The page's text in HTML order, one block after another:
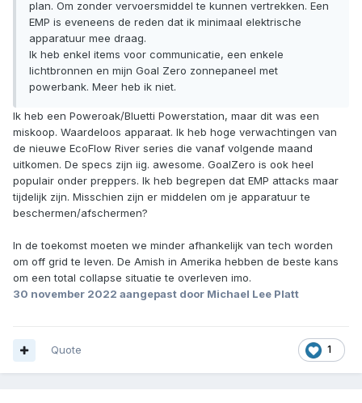
plan. Om zonder vervoersmiddel te kunnen vertrekken. Een
EMP is eveneens de reden dat ik minimaal elektrische
apparatuur mee draag.
Ik heb enkel items voor communicatie, een enkele
lichtbronnen en mijn Goal Zero zonnepaneel met
powerbank. Meer heb ik niet.
Ik heb een Poweroak/Bluetti Powerstation, maar dit was een
miskoop. Waardeloos apparaat. Ik heb hoge verwachtingen van
de nieuwe EcoFlow River series die vanaf volgende maand
uitkomen. De specs zijn iig. awesome. GoalZero is ook heel
populair onder preppers. Ik heb begrepen dat EMP attacks maar
tijdelijk zijn. Misschien zijn er middelen om je apparatuur te
beschermen/afschermen?
In de toekomst moeten we minder afhankelijk van tech worden
om off grid te leven. De Amish in Amerika hebben de beste kans
om een total collapse situatie te overleven imo.
30 november 2022 aangepast door Michael Lee Platt
1
Quote